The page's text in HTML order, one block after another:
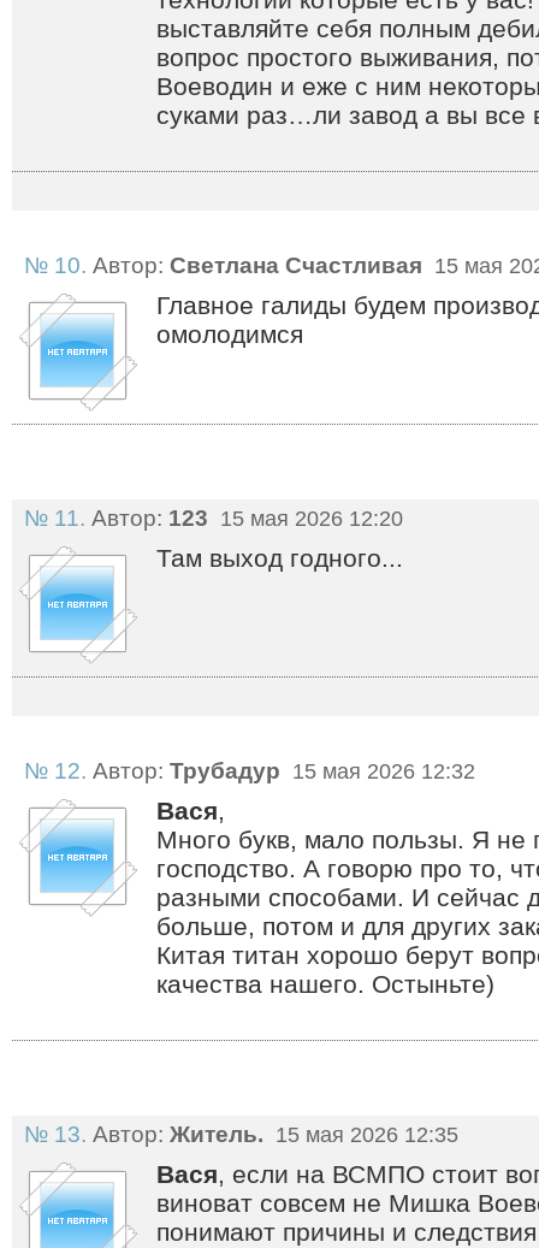
выставляйте себя полным
вопрос простого выживания,
Воеводин и еже с ним
суками раз…ли завод а вы все
№ 10. Автор: Светлана Счастливая 15 мая
Главное галиды будем
омолодимся
№ 11. Автор: 123 15 мая 2026 12:20
Там выход годного...
№ 12. Автор: Трубадур 15 мая 2026 12:32
Вася,
Много букв, мало пользы. Я не
господство. А говорю про то,
разными способами. И сейчас
больше, потом и для других
Китая титан хорошо берут
качества нашего. Остыньте)
№ 13. Автор: Житель. 15 мая 2026 12:35
Вася, если на ВСМПО стоит
виноват совсем не Мишка
понимают причины и